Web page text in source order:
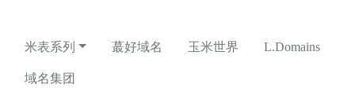
米表系列 蕞好域名 玉米世界 L.Domains
域名集团